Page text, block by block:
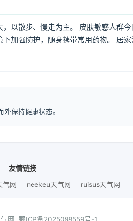
以散步、慢走为主。 皮肤敏感人群今
加强防护，随身携带常用药物。 居家
保持健康状态。
友情链接
气网 neekeu天气网 ruisus天气网
网. 鄂ICP备2025098559号-1